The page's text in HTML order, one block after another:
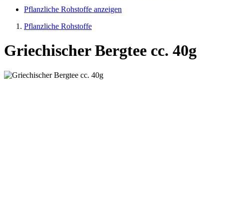
Pflanzliche Rohstoffe anzeigen
Pflanzliche Rohstoffe
Griechischer Bergtee cc. 40g